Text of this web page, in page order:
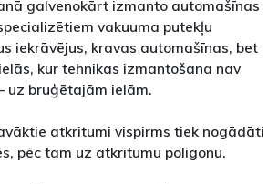
galvenokārt izmanto automašīnas
vakuuma putekļu
iekrāvējus, kravas automašīnas, bet
kur tehnikas izmantošana nav
uz bruģētajām ielām.
atkritumi vispirms tiek nogādāti
pēc tam uz atkritumu poligonu.